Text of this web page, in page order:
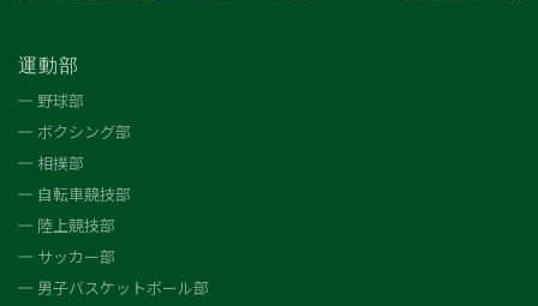
運動部
野球部
ボクシング部
相撲部
自転車競技部
陸上競技部
サッカー部
男子バスケットボール部